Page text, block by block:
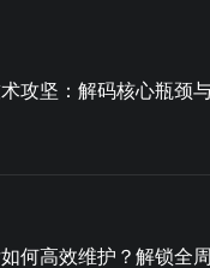
攻坚：解码核心瓶颈
何高效维护？解锁全